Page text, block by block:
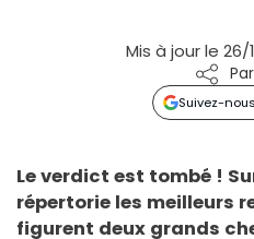
Mis à jour le 26/
Suivez-
Le verdict est tombé !
répertorie les meilleurs
figurent deux grands